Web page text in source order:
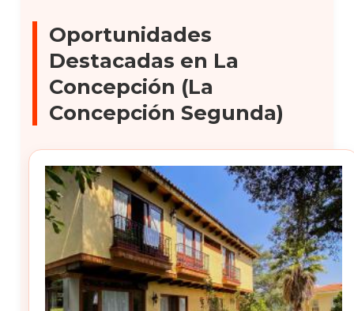
Oportunidades
Destacadas en La
Concepción (La
Concepción Segunda)